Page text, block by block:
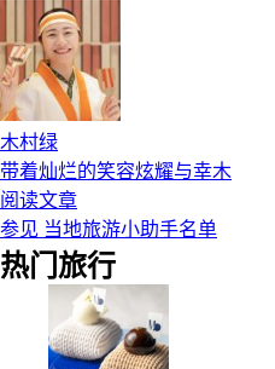
木村绿
带着灿烂的笑容炫耀与幸木
阅读文章
参见 当地旅游小助手名单
热门旅行